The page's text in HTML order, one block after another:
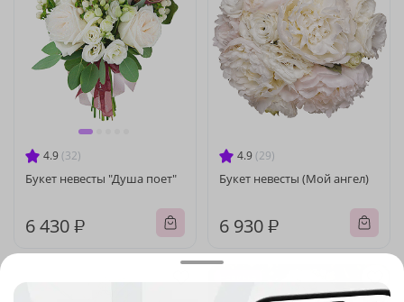
4.9 (32)
Букет невесты "Душа поет"
6 430 ₽
4.9 (29)
Букет невесты (Мой ангел)
6 930 ₽